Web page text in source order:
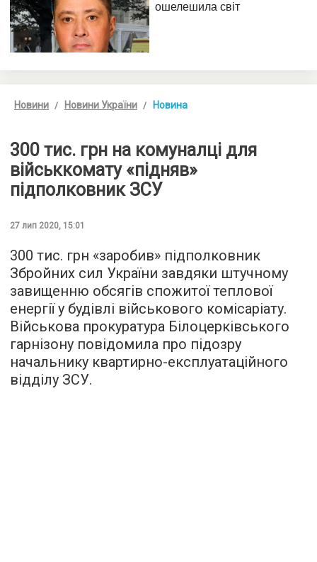
Новини Новини України Новина
300 тис. грн на комуналці для
військкомату «підняв»
підполковник ЗСУ
27 лип 2020, 15:01
300 тис. грн «заробив» підполковник
Збройних сил України завдяки штучному
завищенню обсягів спожитої теплової
енергії у будівлі військового комісаріату.
Військова прокуратура Білоцерківського
гарнізону повідомила про підозру
начальнику квартирно-експлуатаційного
відділу ЗСУ.